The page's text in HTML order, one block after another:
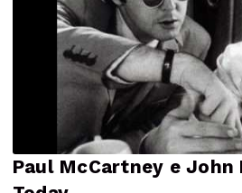
Paul McCartney e John